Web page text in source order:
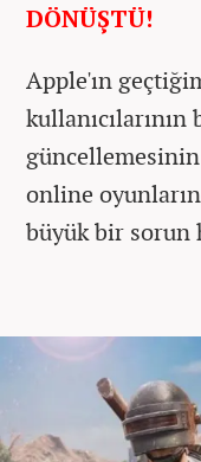
DÖNÜŞTÜ!
Apple'ın
online
büyük bir sorun